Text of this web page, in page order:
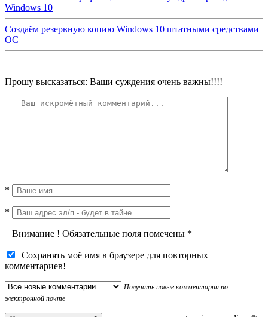
Windows 10
Создаём резервную копию Windows 10 штатными средствами
ОС
Прошу высказаться: Ваши суждения очень важны!!!!
*
*
Внимание ! Обязательные поля помечены *
Сохранять моё имя в браузере для повторных
комментариев!
Получать новые комментарии по
электронной почте